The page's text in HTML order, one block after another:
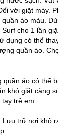
với giặt máy.
áo màu.
cho 1 lần
dụng có thể
quần áo.
quần áo có thể
khó giặt càng
tay trẻ em
Lưu trữ nơi khô